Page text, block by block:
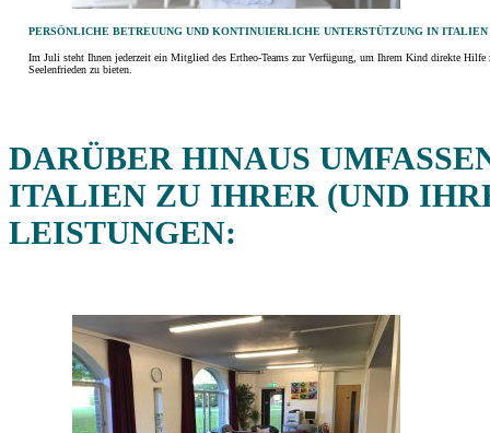
PERSÖNLICHE BETREUUNG UND KONTINUIERLICHE UNTERSTÜTZUNG IN ITALIEN
Im Juli steht Ihnen jederzeit ein Mitglied des Ertheo-Teams zur Verfügung, um Ihrem Kind direkte
Seelenfrieden zu bieten.
DARÜBER HINAUS
TALIEN
ZU IHRER (UND
LEISTUNGEN: